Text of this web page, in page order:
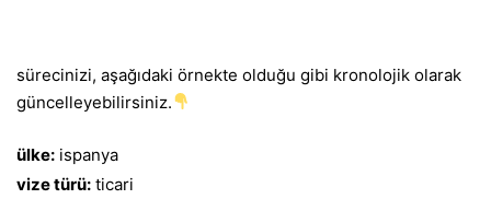
sürecinizi, aşağıdaki örnekte olduğu gibi kronolojik olarak
güncelleyebilirsiniz.
ülke: ispanya
vize türü: ticari